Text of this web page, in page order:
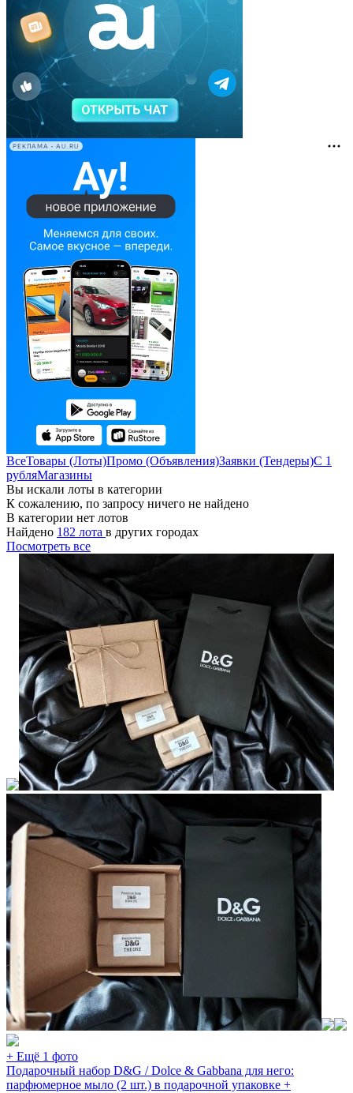
РЕКЛАМА • AU.RU
ВсеТовары (Лоты)Промо (Объявления)Заявки (Тендеры)С 1
рубляМагазины
Вы искали лоты в категории
К сожалению, по запросу ничего не найдено
В категории нет лотов
Найдено 182 лота в других городах
Посмотреть все
+ Ещё 1 фото
Подарочный набор D&G / Dolce & Gabbana для него:
парфюмерное мыло (2 шт.) в подарочной упаковке +